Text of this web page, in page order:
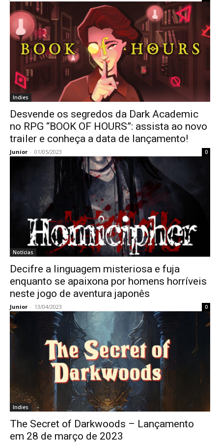
Indies
Desvende os segredos da Dark Academic
no RPG “BOOK OF HOURS”: assista ao novo
trailer e conheça a data de lançamento!
Junior - 01/05/2023 0
Notícias
Decifre a linguagem misteriosa e fuja
enquanto se apaixona por homens horríveis
neste jogo de aventura japonês
Junior - 13/04/2023 0
Indies
The Secret of Darkwoods – Lançamento
em 28 de março de 2023